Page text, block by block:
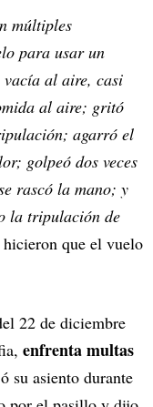
múltiples
para usar un
al aire, casi
al aire; gritó
agarró el
golpeó dos veces
rascó la mano; y
la tripulación de
hicieron que el vuelo
22 de diciembre
enfrenta multas
su asiento durante